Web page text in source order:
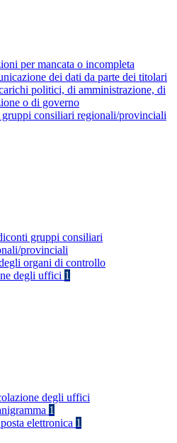
per mancata o incompleta
dei dati da parte dei titolari
politici, di amministrazione, di
o di governo
consiliari regionali/provinciali
gruppi consiliari
provinciali
organi di controllo
degli uffici 1
degli uffici
1
elettronica 1